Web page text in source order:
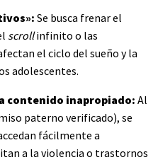
Se busca frenar el
scrollinfinito o las
el ciclo del sueño y la
adolescentes.
contenido inapropiado: Al
paterno verificado), se
fácilmente a
a la violencia o trastornos